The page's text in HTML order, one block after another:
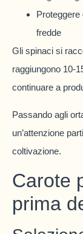
fredde
Gli spinaci si
raggiungono 10-
continuare a
Passando agli
un’attenzione
coltivazione.
Carote
prima